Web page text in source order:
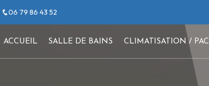
06 79 86 43 52
ACCUEIL SALLE DE BAINS CLIMATISATION / PAC